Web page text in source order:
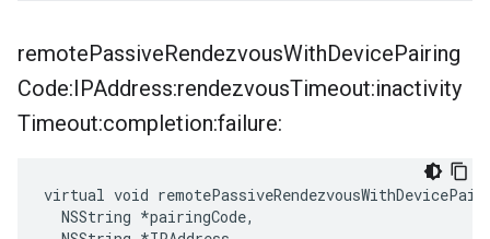
remotePassiveRendezvousWithDevicePairing
Code:IPAddress:rendezvousTimeout:inactivity
Timeout:completion:failure:
virtual void
  NSString *pairingCode,